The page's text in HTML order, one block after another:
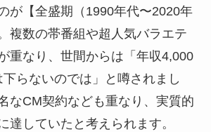
が【全盛期（1990年代〜2020年
複数の帯番組や超人気バラエテ
重なり、世間からは「年収4,000
らないのでは」と噂されまし
なCM契約なども重なり、実質的
達していたと考えられます。